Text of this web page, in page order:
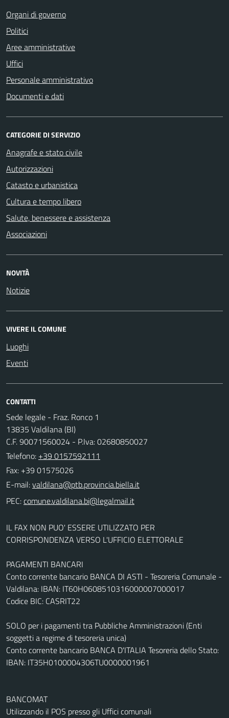
Organi di governo
Politici
Aree amministrative
Uffici
Personale amministrativo
Documenti e dati
CATEGORIE DI SERVIZIO
Anagrafe e stato civile
Autorizzazioni
Catasto e urbanistica
Cultura e tempo libero
Salute, benessere e assistenza
Associazioni
NOVITÀ
Notizie
VIVERE IL COMUNE
Luoghi
Eventi
CONTATTI
Sede legale - Fraz. Ronco 1
13835 Valdilana (BI)
C.F. 90071560024 - P.Iva: 02680850027
Telefono: +39 0157592111
Fax: +39 01575026
E-mail:
PEC:
IL FAX NON PUO' ESSERE UTILIZZATO PER
CORRISPONDENZA VERSO L'UFFICIO ELETTORALE
PAGAMENTI BANCARI
Conto corrente bancario BANCA DI ASTI - Tesoreria Comunale -
Valdilana: IBAN: IT60H0608510316000007000017
Codice BIC: CASRIT22
SOLO per i pagamenti tra Pubbliche Amministrazioni (Enti
soggetti a regime di tesoreria unica)
Conto corrente bancario BANCA D'ITALIA Tesoreria dello Stato:
IBAN: IT35H0100004306TU0000001961
BANCOMAT
Utilizzando il POS presso gli Uffici comunali